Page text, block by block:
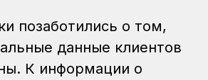
позаботились о том,
данные клиентов
К информации о